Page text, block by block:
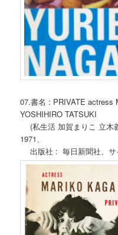
07.書名 : PRIVATE actress
YOSHIHIRO TATSUKI
(私生活 加賀まりこ 立木
1971、
出版社 : 毎日新聞社、サ